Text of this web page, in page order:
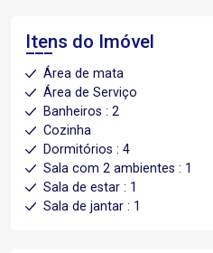
Itens do Imóvel
Área de mata
Área de Serviço
Banheiros : 2
Cozinha
Dormitórios : 4
Sala com 2 ambientes : 1
Sala de estar : 1
Sala de jantar : 1